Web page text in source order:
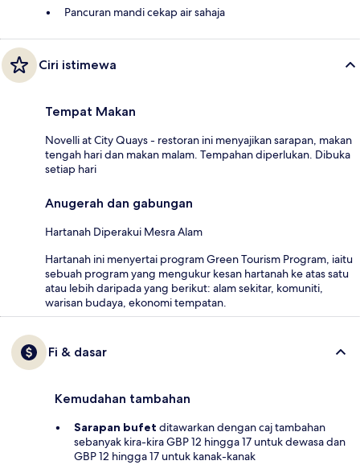
Pancuran mandi cekap air sahaja
Ciri istimewa
Tempat Makan
Novelli at City Quays - restoran ini menyajikan sarapan, makan
tengah hari dan makan malam. Tempahan diperlukan. Dibuka
setiap hari
Anugerah dan gabungan
Hartanah Diperakui Mesra Alam
Hartanah ini menyertai program Green Tourism Program, iaitu
sebuah program yang mengukur kesan hartanah ke atas satu
atau lebih daripada yang berikut: alam sekitar, komuniti,
warisan budaya, ekonomi tempatan.
Fi & dasar
Kemudahan tambahan
Sarapan bufet ditawarkan dengan caj tambahan
sebanyak kira-kira GBP 12 hingga 17 untuk dewasa dan
GBP 12 hingga 17 untuk kanak-kanak